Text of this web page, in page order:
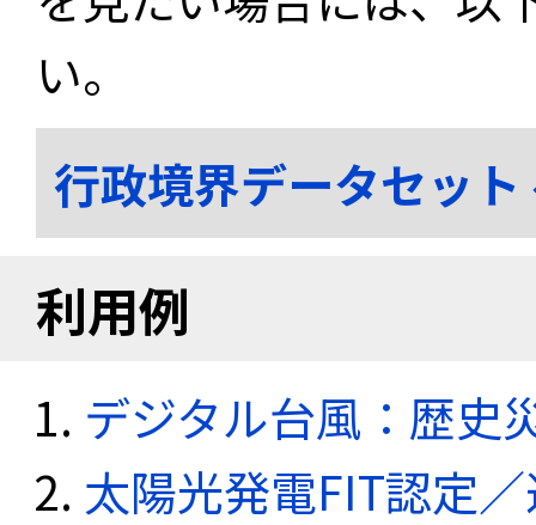
い。
行政境界データセッ
利用例
デジタル台風：歴史
太陽光発電FIT認定